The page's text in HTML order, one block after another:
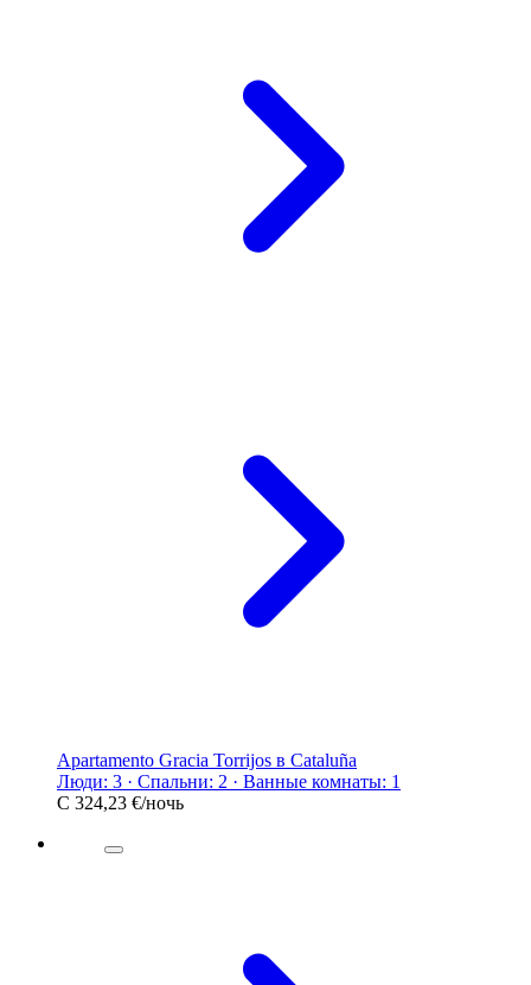
Apartamento Gracia Torrijos в Cataluña
Люди: 3 · Спальни: 2 · Ванные комнаты: 1
С 324,23 €/ночь